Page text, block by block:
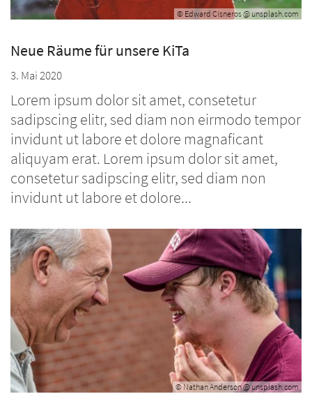
© Edward Cisneros @ unsplash.com
Neue Räume für unsere KiTa
3. Mai 2020
Lorem ipsum dolor sit amet, consetetur
sadipscing elitr, sed diam non eirmodo tempor
invidunt ut labore et dolore magnaficant
aliquyam erat. Lorem ipsum dolor sit amet,
consetetur sadipscing elitr, sed diam non
invidunt ut labore et dolore...
© Nathan Anderson @ unsplash.com